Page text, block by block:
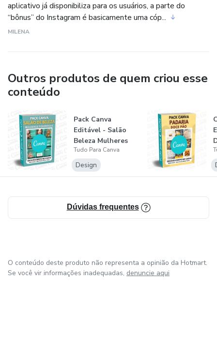
– Sem necessidade de subir arquivos
… Afinal, já vem tudo pronto para você!
conferir :)
aplicativo já disponibiliza para os usuários, a parte do
“bônus” do Instagram é basicamente uma cóp...
MILENA
Outros produtos de quem criou esse
conteúdo
Pack Canva
Editável - Salão
Beleza Mulheres
Poderosas + 5 Ki...
Tudo Para Canva
Design
Dúvidas frequentes
O conteúdo deste produto não representa a opinião da Hotmart.
Se você vir informações inadequadas, denuncie aqui